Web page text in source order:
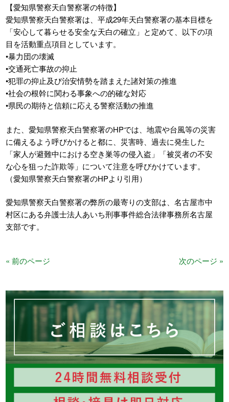
【愛知県警察天白警察署の特徴】
愛知県警察天白警察署は、平成29年天白警察署の基本目標を
「安心して暮らせる安全な天白の確立」と定めて、以下の項
目を活動重点項目としています。
•暴力団の壊滅
•交通死亡事故の抑止
•犯罪の抑止及び治安情勢を踏まえた諸対策の推進
•社会の根幹に関わる事象への的確な対応
•県民の期待と信頼に応える警察活動の推進
また、愛知県警察天白警察署のHPでは、地震や台風等の災害
に備えるよう呼びかけると都に、災害時、過去に発生した
「家人が避難中における空き巣等の侵入盗」「被災者の不安
な心を狙った詐欺等」について注意を呼びかけています。
（愛知県警察天白警察署のHPより引用）
愛知県警察天白警察署の弊所の最寄りの支部は、名古屋市中
村区にある弁護士法人あいち刑事事件総合法律事務所名古屋
支部です。
« 前のページ 次のページ »